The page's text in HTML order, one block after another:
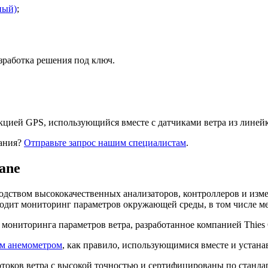
;
решения под ключ.
GPS, использующийся вместе с датчиками ветра из
Отправьте запрос нашим специалистам.
высококачественных анализаторов, контроллеров и
мониторинг параметров окружающей среды, в том числе
параметров ветра, разработанное компанией
анемометром, как правило, использующимися вместе и
ветра с высокой точностью и сертифицированы по